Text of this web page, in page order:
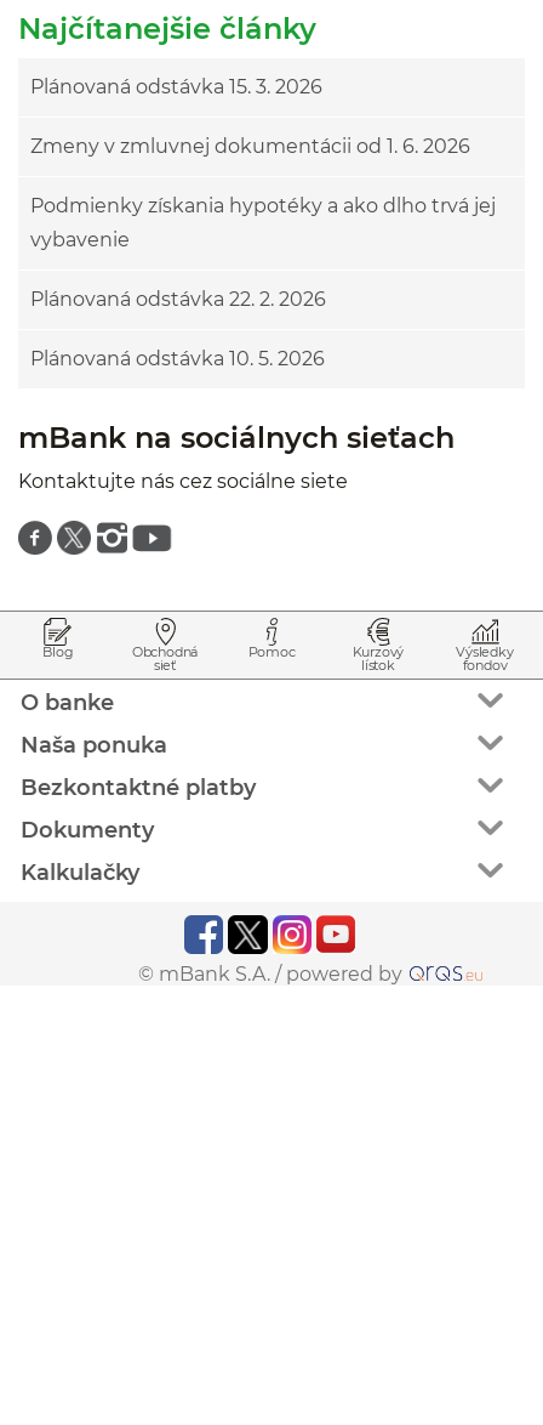
Najčítanejšie články
Plánovaná odstávka 15. 3. 2026
Zmeny v zmluvnej dokumentácii od 1. 6. 2026
Podmienky získania hypotéky a ako dlho trvá jej
vybavenie
Plánovaná odstávka 22. 2. 2026
Plánovaná odstávka 10. 5. 2026
mBank na sociálnych sieťach
Kontaktujte nás cez sociálne siete
Znajdź nas na facebooku
Znajdź nas na twitterze
Znajdź nas na instagramie
Znajdź nas na youtube
Prejsť na začiatok stránky
Preskočiť na začiatok obsahu
Blog Obchodná
sieť
Pomoc Kurzový
lístok
Výsledky
fondov
O banke
Naša ponuka
Bezkontaktné platby
Dokumenty
Kalkulačky
© mBank S.A. / powered by